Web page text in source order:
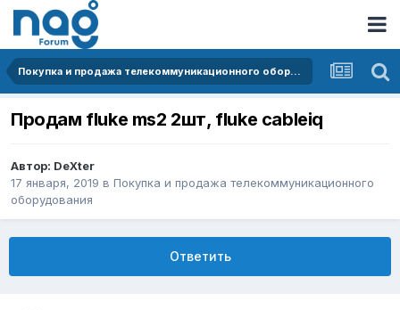
Покупка и продажа телекоммуникационного оборудования
Продам fluke ms2 2шт, fluke cableiq
Автор: DeXter
17 января, 2019 в Покупка и продажа телекоммуникационного
оборудования
Ответить